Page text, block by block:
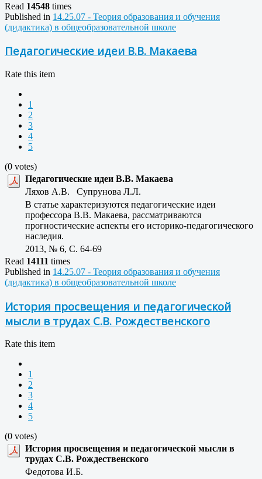
Read 14548 times
Published in 14.25.07 - Теория образования и обучения
(дидактика) в общеобразовательной школе
Педагогические идеи В.В. Макаева
Rate this item
1
2
3
4
5
(0 votes)
Педагогические идеи В.В. Макаева
Ляхов А.В. Супрунова Л.Л.
В статье характеризуются педагогические идеи
профессора В.В. Макаева, рассматриваются
прогностические аспекты его историко-педагогического
наследия.
2013, № 6, C. 64-69
Read 14111 times
Published in 14.25.07 - Теория образования и обучения
(дидактика) в общеобразовательной школе
История просвещения и педагогической
мысли в трудах С.В. Рождественского
Rate this item
1
2
3
4
5
(0 votes)
История просвещения и педагогической мысли в
трудах С.В. Рождественского
Федотова И.Б.